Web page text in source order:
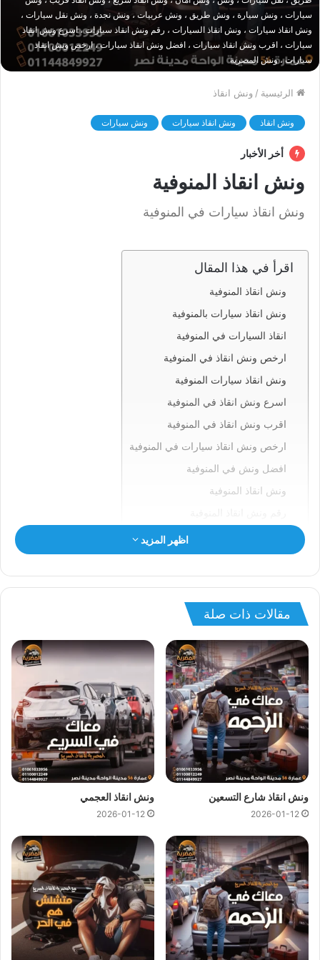
سيارات ، ونش سيارة ، ونش طريق ، ونش عربيات ، ونش نجدة ، ونش نقل سيارات ،
ونش انقاذ سيارات ، ونش انقاذ السيارات ، رقم ونش انقاذ سيارات ، اسرع ونش انقاذ
سيارات ، اقرب ونش انقاذ سيارات ، افضل ونش انقاذ سيارات ، ارخص ونش انقاذ
سيارات ، ونش المصرية
الرئيسية / ونش انقاذ
ونش انقاذ ونش انقاذ سيارات ونش سيارات
أخر الأخبار
ونش انقاذ المنوفية
ونش انقاذ سيارات في المنوفية
اقرأ في هذا المقال
ونش انقاذ المنوفية
ونش انقاذ سيارات بالمنوفية
انقاذ السيارات في المنوفية
ارخص ونش انقاذ في المنوفية
ونش انقاذ سيارات المنوفية
اسرع ونش انقاذ في المنوفية
اقرب ونش انقاذ في المنوفية
ارخص ونش انقاذ سيارات في المنوفية
افضل ونش في المنوفية
ونش انقاذ المنوفية
ونش سيارات المنوفية
انقاذ السيارات بالمنوفية
ونش انقاذ المنوفية
ونش المنوفية
ونش انقاذ المنوفية
ونش انقاذ المنوفيةاسرع و ارخص ونش انقاذفي المنوفية بخصم
50% لأننا
ارخص ونش انقاذفي المنوفية ونتميز باننااسرع ونش
انقاذفي المنوفية وسعر ونش انقاذ ثابت لدينا ولن يتم مطالبتك بأي
رسوم إضافية أو إكرامية لاناسعار ونش انقاذ سياراتلدينا تعتبر
رمزية لأننا نمتلكونش انقاذ قريب
ونقدم خدماتنا بارخص سعر و
اقرب ونش انقاذفي المنوفية ،فريق المساعدة على اتم الاستعداد
وجاهز دائما لمساعدتك في اي وقت خلال النهار او الليل لمساعدتك
تشمل خدمات الانقاذ السريع للسيارات في المنوفية علي ما يلي:
انقاذالسيارات
نقل السيارات
اظهر المزيد
مقالات ذات صلة
ونش انقاذ شارع التسعين
2026-01-12
ونش انقاذ العجمي
2026-01-12